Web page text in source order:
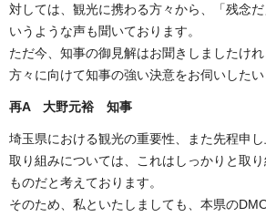
対しては、観光に携わる方々から、「残念
いうような声も聞いております。
ただ今、知事の御見解はお聞きしましたけ
方々に向けて知事の強い決意をお伺いしたい
再A 大野元裕 知事
埼玉県における観光の重要性、また先程申
取り組みについては、これはしっかりと取
ものだと考えております。
そのため、私といたしましても、本県の